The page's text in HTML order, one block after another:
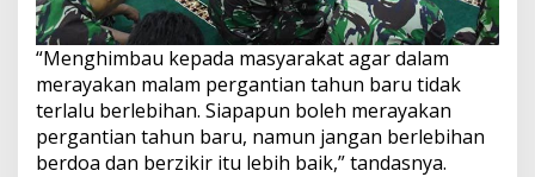
“Menghimbau kepada masyarakat agar dalam
merayakan malam pergantian tahun baru tidak
terlalu berlebihan. Siapapun boleh merayakan
pergantian tahun baru, namun jangan berlebihan
berdoa dan berzikir itu lebih baik,” tandasnya.